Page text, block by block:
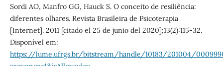
Sordi AO, Manfro GG, Hauck S. O conceito de resiliência:
diferentes olhares. Revista Brasileira de Psicoterapia
[Internet]. 2011 [citado el 25 de junio del 2020];13(2):115-32.
Disponível em:
https://lume.ufrgs.br/bitstream/handle/10183/201004/